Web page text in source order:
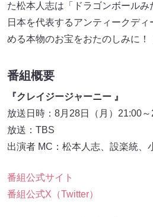
た松本人志は「ドラゴンボールみ
日本を代表するアンティークデ
める本物のお宝をおたのしみに！
番組概要
『クレイジージャーニー 』
放送日時：8月28日（月）21:00
放送：TBS
出演者 MC：松本人志、設楽統、
番組公式サイト
番組公式X（Twitter）